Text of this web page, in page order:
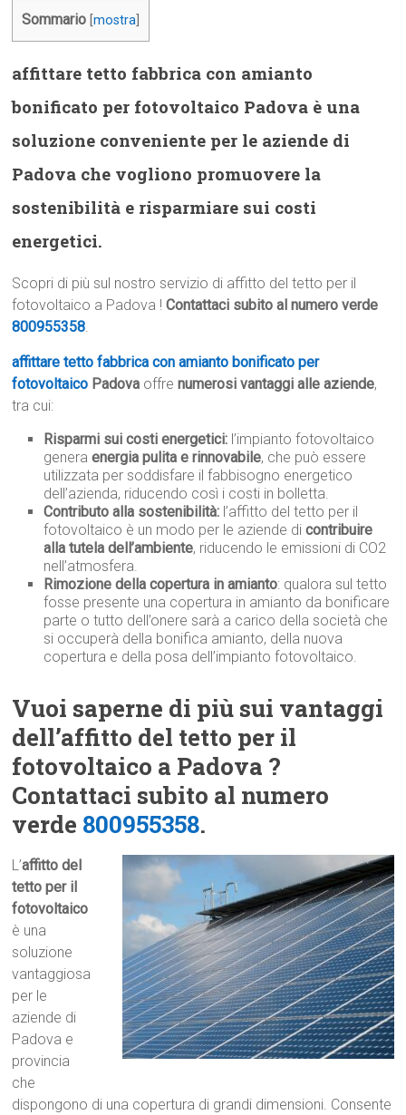
Sommario [mostra
affittare tetto fabbrica con amianto
bonificato per fotovoltaico Padova è una
soluzione conveniente per le aziende di
Padova che vogliono promuovere la
sostenibilità e risparmiare sui costi
energetici.
Scopri di più sul nostro servizio di affitto del tetto per il
fotovoltaico a Padova !Contattaci subito al numero verde
800955358.
affittare tetto fabbrica con amianto bonificato per
fotovoltaico Padova offrenumerosi vantaggi alle aziende,
tra cui:
Risparmi sui costi energetici: l’impianto fotovoltaico
generaenergia pulita e rinnovabile, che può essere
utilizzata per soddisfare il fabbisogno energetico
dell’azienda, riducendo così i costi in bolletta.
Contributo alla sostenibilità: l’affitto del tetto per il
fotovoltaico è un modo per le aziende dicontribuire
alla tutela dell’ambiente, riducendo le emissioni di CO2
nell’atmosfera.
Rimozione della copertura in amianto: qualora sul tetto
fosse presente una copertura in amianto da bonificare
parte o tutto dell’onere sarà a carico della società che
si occuperà della bonifica amianto, della nuova
copertura e della posa dell’impianto fotovoltaico.
Vuoi saperne di più sui vantaggi
dell’affitto del tetto per il
fotovoltaico a Padova ?
Contattaci subito al numero
verde 800955358.
L’affitto del
tetto per il
fotovoltaico
è una
soluzione
vantaggiosa
per le
aziende di
Padova e
provincia
che
dispongono di una copertura di grandi dimensioni. Consente